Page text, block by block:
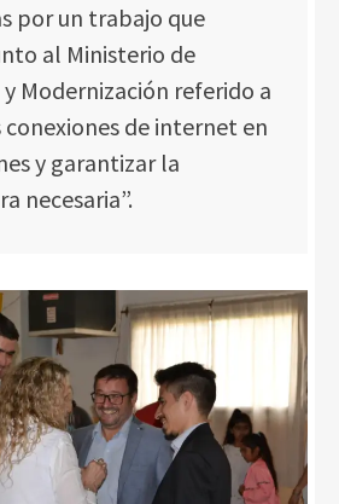
por un trabajo que
al Ministerio de
Modernización referido a
de internet en
y garantizar la
necesaria”.